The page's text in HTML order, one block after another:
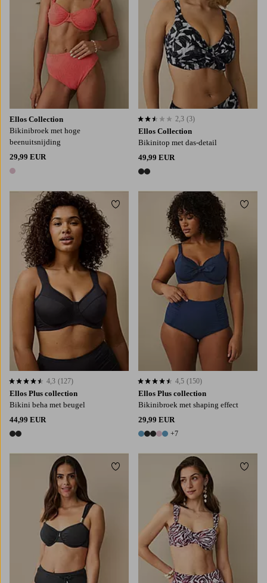
Ellos Collection
Bikinibroek met hoge
beenuitsnijding
29,99 EUR
1 kleur
Ellos Collection
Bikinitop met das-detail
49,99 EUR
2 kleuren
2,3 op basis van 3 beoordelingen
2,3 (3)
Ellos Plus collection
Bikini beha met beugel
44,99 EUR
2 kleuren
4,3 op basis van 127 beoordelingen
4,3 (127)
Toevoegen aan favorieten
Ellos Plus collection
Bikinibroek met shaping effect
29,99 EUR
12 kleuren
+7
4,5 op basis van 150 beoordelingen
4,5 (150)
2XL3XL
Toevoegen aan favorieten